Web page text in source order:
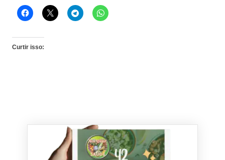
Curtir isso: